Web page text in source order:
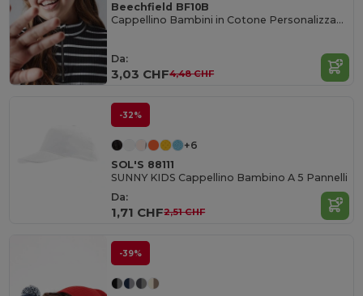
Beechfield BF10B
Cappellino Bambini in Cotone Personalizzabile
Da:
3,03 CHF4,48 CHF
-32%
+6
SOL'S 88111
SUNNY KIDS Cappellino Bambino A 5 Pannelli
Da:
1,71 CHF2,51 CHF
-39%